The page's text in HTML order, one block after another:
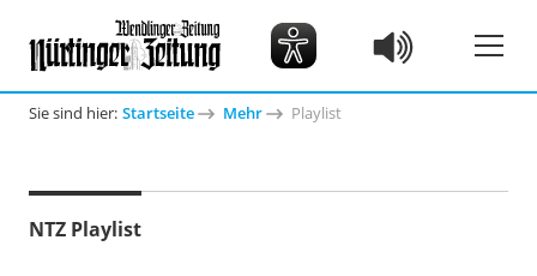
Sie sind hier: Startseite Mehr Playlist
NTZ Playlist